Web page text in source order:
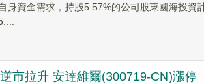
身資金需求，持股5.57%的公司股東國海投
市拉升 安達維爾(300719-CN)漲停